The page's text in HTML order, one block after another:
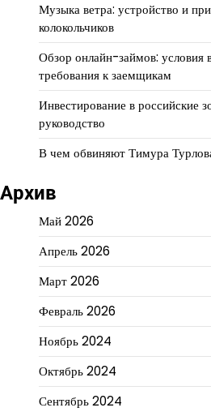
Музыка ветра: устройство и
колокольчиков
Обзор онлайн-займов: условия
требования к заемщикам
Инвестирование в российские
руководство
В чем обвиняют Тимура
Архив
Май 2026
Апрель 2026
Март 2026
Февраль 2026
Ноябрь 2024
Октябрь 2024
Сентябрь 2024